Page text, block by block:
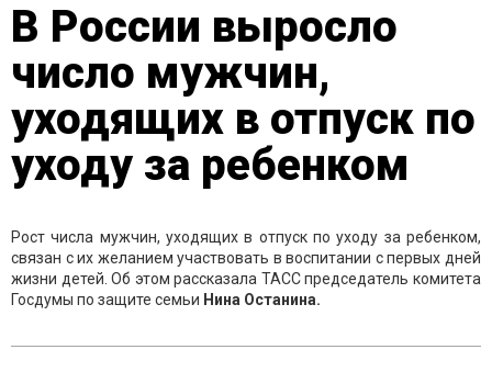
В России выросло
число мужчин,
уходящих в отпуск по
уходу за ребенком
Рост числа мужчин, уходящих в отпуск по уходу за ребенком,
связан с их желанием участвовать в воспитании с первых дней
жизни детей. Об этом рассказала ТАСС председатель комитета
Госдумы по защите семьи Нина Останина.